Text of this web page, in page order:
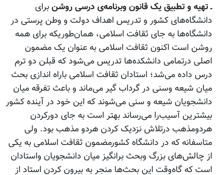
ـ تهیه و تطبیق یک قانون وبرنامه‌ی درسی روشنبرای
دانشگاه‌های کشور و تدریس اهداف دولت و وطن پرستی در
دانشگاه‌ها به جای ثقافت اسلامی، همان‌طوریکه برای همه
روشن است اکنون ثقافت اسلامی به عنوان یک مضمون
اصلی درتمامی دانشکده‌ها تدریس می‌شود که قبلن دو ترم
درس داده‌ می‌شد؛ استادان ثقافت اسلامی باراه اندازی بحث
میان شیعه وسنی در گرداب گیر می‌ماند و باعث تفرقه میان
دانشجویان شیعه و سنی می‌شوند که این خود در آینده کشور
بیشترین آسیب‌را می‌رساند بهتر است به جای دورکردن
هردومذهب درتلاش نزدیک کردن هردو مذهب بود. ولی
متاسفانه که در دانشگاه کشورمضمون ثقافت اسلامی به یکی
از چالش‌های بزرگ وبحث برانگیز میان دانشجویان واستادان
است که گاه‌وقت این بحث‌ها منجر به بیرون کردن استاد از